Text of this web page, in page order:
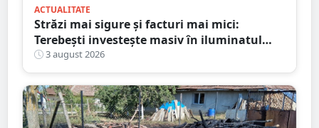
ACTUALITATE
Străzi mai sigure și facturi mai mici:
Terebești investește masiv în iluminatul
public
3 august 2026